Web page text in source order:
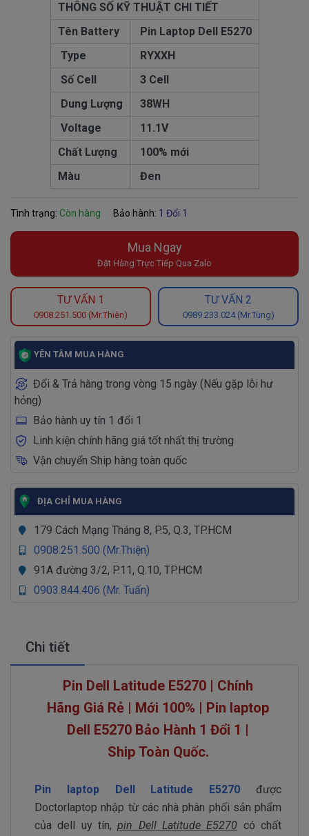
THÔNG SỐ KỸ THUẬT CHI TIẾT
Tên Battery
Pin Laptop Dell E5270
Type
RYXXH
Số Cell
3 Cell
Dung Lượng
38WH
Voltage
11.1V
Chất Lượng
100% mới
Màu
Đen
Tình trạng: Còn hàng Bảo hành: 1 Đổi 1
Mua Ngay
Đặt Hàng Trực Tiếp Qua Zalo
TƯ VẤN 1
0908.251.500 (Mr.Thiện)
TƯ VẤN 2
0989.233.024 (Mr.Tùng)
YÊN TÂM MUA HÀNG
Đổi & Trả hàng trong vòng 15 ngày (Nếu gặp lỗi hư
hỏng)
Bảo hành uy tín 1 đổi 1
Linh kiện chính hãng giá tốt nhất thị trường
Vận chuyển Ship hàng toàn quốc
ĐỊA CHỈ MUA HÀNG
179 Cách Mạng Tháng 8, P.5, Q.3, TP.HCM
0908.251.500 (Mr.Thiện)
91A đường 3/2, P.11, Q.10, TP.HCM
0903.844.406 (Mr. Tuấn)
Chi tiết
Pin Dell Latitude E5270 | Chính
Hãng Giá Rẻ | Mới 100% | Pin laptop
Dell E5270 Bảo Hành 1 Đổi 1 |
Ship Toàn Quốc.
Pin laptop Dell Latitude E5270
được
Doctorlaptop nhập từ các nhà phân phối sản phẩm
của dell uy tín,pin Dell Latitude E5270 có chất